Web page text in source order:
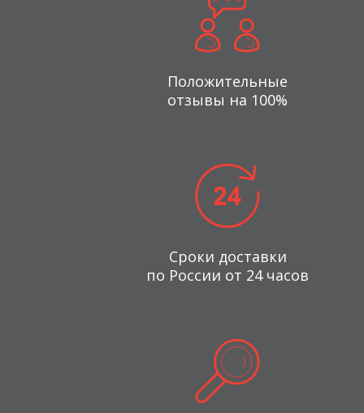
Положительные
отзывы на 100%
Сроки доставки
по России от 24 часов